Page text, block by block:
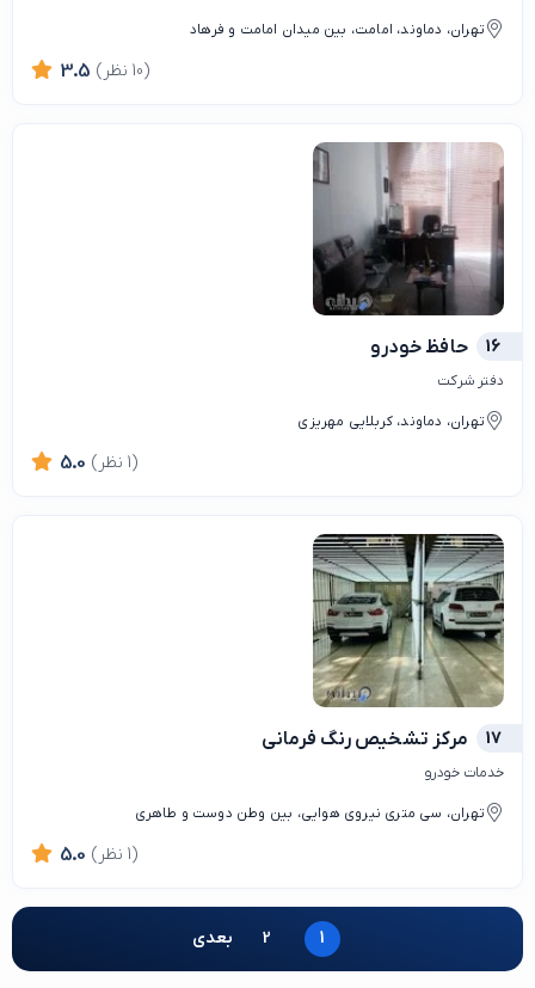
تهران، دماوند، امامت، بین میدان امامت و فرهاد
3.5 (10 نظر)
16 حافظ خودرو
دفتر شرکت
تهران، دماوند، کربلایی مهریزی
5.0 (1 نظر)
17 مرکز تشخیص رنگ فرمانی
خدمات خودرو
تهران، سی متری نیروی هوایی، بین وطن دوست و طاهری
5.0 (1 نظر)
1
2 بعدی